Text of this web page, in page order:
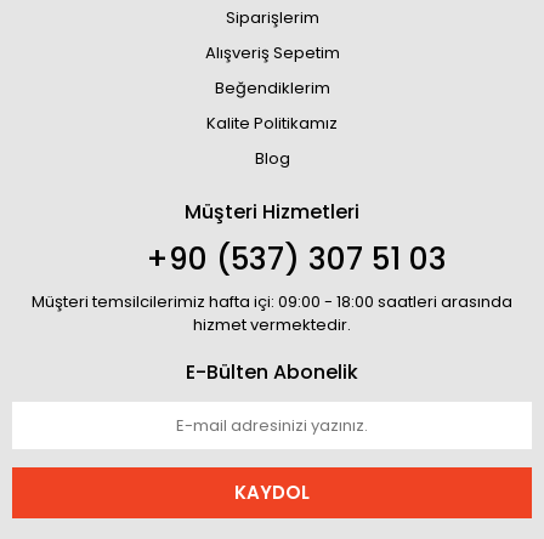
Siparişlerim
Alışveriş Sepetim
Beğendiklerim
Kalite Politikamız
Blog
Müşteri Hizmetleri
+90 (537) 307 51 03
Müşteri temsilcilerimiz hafta içi: 09:00 - 18:00 saatleri arasında
hizmet vermektedir.
E-Bülten Abonelik
KAYDOL